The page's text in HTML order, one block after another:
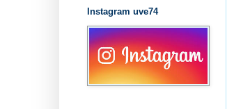
Instagram uve74